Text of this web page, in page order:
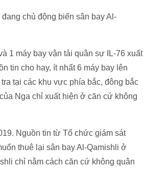
chủ động biến sân bay Al-
1 máy bay vận tải quân sự IL-76 xuất
tin cho hay, ít nhất 6 máy bay lên
tại các khu vực phía bắc, đông bắc
Nga chỉ xuất hiện ở căn cứ không
Nguồn tin từ Tổ chức giám sát
thuê lại sân bay Al-Qamishli ở
chỉ nằm cách căn cứ không quân